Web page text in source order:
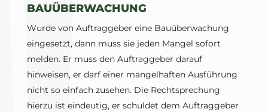
BAUÜBERWACHUNG
Wurde von Auftraggeber eine Bauüberwachung
eingesetzt, dann muss sie jeden Mangel sofort
melden. Er muss den Auftraggeber darauf
hinweisen, er darf einer mangelhaften Ausführung
nicht so einfach zusehen. Die Rechtsprechung
hierzu ist eindeutig, er schuldet dem Auftraggeber